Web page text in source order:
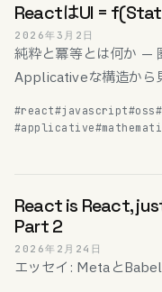
ReactはUI =
2026年3月2日
純粋と冪等とは何か —
Applicativeな構造から
#react#javascript#oss
#applicative
React is React,
Part 2
2026年2月24日
エッセイ: Metaと